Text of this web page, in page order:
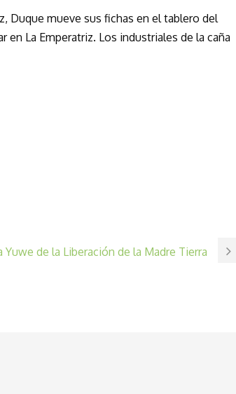
Duque mueve sus fichas en el tablero del
en La Emperatriz. Los industriales de la caña
Yuwe de la Liberación de la Madre Tierra